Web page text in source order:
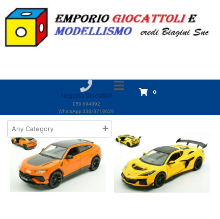
Negozio Giocattoli
059 694092
WhatsApp 338/3718629
0
Home Prodotti Modellismo DIE-CAST Auto
Auto